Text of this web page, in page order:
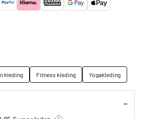
kleding Fitness kleding Yogakleding